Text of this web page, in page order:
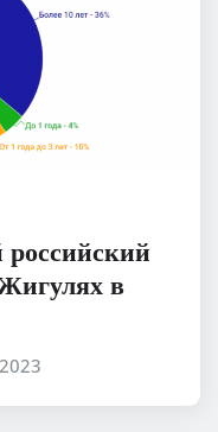
российский
в